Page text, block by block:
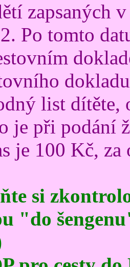
zapsaných
Po tomto
list dítěte,
je při podání
je 100 Kč,
si
"do